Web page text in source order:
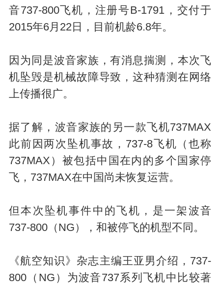
音737-800飞机，注册号B-1791，交付于
2015年6月22日，目前机龄6.8年。
因为同是波音家族，有消息揣测，本次飞
机坠毁是机械故障导致，这种猜测在网络
上传播很广。
据了解，波音家族的另一款飞机737MAX
此前因两次坠机事故，737-8飞机（也称
737MAX）被包括中国在内的多个国家停
飞，737MAX在中国尚未恢复运营。
但本次坠机事件中的飞机，是一架波音
737-800（NG），和被停飞的机型不同。
《航空知识》杂志主编王亚男介绍，737-
800（NG）为波音737系列飞机中比较著